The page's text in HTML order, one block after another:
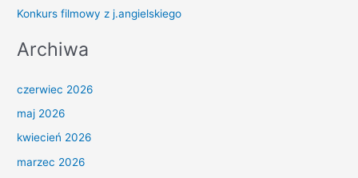
Konkurs filmowy z j.angielskiego
Archiwa
czerwiec 2026
maj 2026
kwiecień 2026
marzec 2026